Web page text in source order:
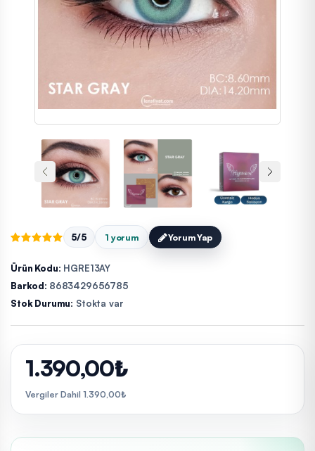
5/5 1 yorum Yorum Yap
Ürün Kodu: HGRE13AY
Barkod: 8683429656785
Stok Durumu: Stokta var
1.390,00₺
Vergiler Dahil 1.390,00₺